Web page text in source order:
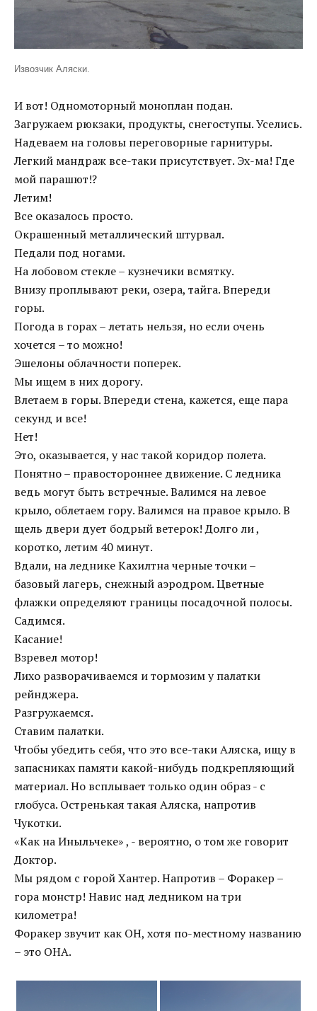
Извозчик Аляски.
И вот! Одномоторный моноплан подан.
Загружаем рюкзаки, продукты, снегоступы. Уселись.
Надеваем на головы переговорные гарнитуры.
Легкий мандраж все-таки присутствует. Эх-ма! Где
мой парашют!?
Летим!
Все оказалось просто.
Окрашенный металлический штурвал.
Педали под ногами.
На лобовом стекле – кузнечики всмятку.
Внизу проплывают реки, озера, тайга. Впереди
горы.
Погода в горах – летать нельзя, но если очень
хочется – то можно!
Эшелоны облачности поперек.
Мы ищем в них дорогу.
Влетаем в горы. Впереди стена, кажется, еще пара
секунд и все!
Нет!
Это, оказывается, у нас такой коридор полета.
Понятно – правостороннее движение. С ледника
ведь могут быть встречные. Валимся на левое
крыло, облетаем гору. Валимся на правое крыло. В
щель двери дует бодрый ветерок! Долго ли ,
коротко, летим 40 минут.
Вдали, на леднике Кахилтна черные точки –
базовый лагерь, снежный аэродром. Цветные
флажки определяют границы посадочной полосы.
Садимся.
Касание!
Взревел мотор!
Лихо разворачиваемся и тормозим у палатки
рейнджера.
Разгружаемся.
Ставим палатки.
Чтобы убедить себя, что это все-таки Аляска, ищу в
запасниках памяти какой-нибудь подкрепляющий
материал. Но всплывает только один образ - с
глобуса. Остренькая такая Аляска, напротив
Чукотки.
«Как на Иныльчеке» , - вероятно, о том же говорит
Доктор.
Мы рядом с горой Хантер. Напротив – Форакер –
гора монстр! Навис над ледником на три
километра!
Форакер звучит как ОН, хотя по-местному названию
– это ОНА.